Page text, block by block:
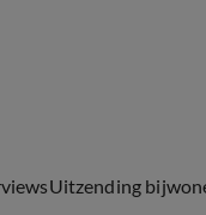
Uitzending